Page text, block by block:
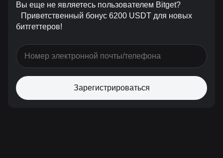
Вы еще не являетесь пользователем Bitget?
Приветственный бонус 6200 USDT для новых
битгеттеров!
Зарегистрироваться